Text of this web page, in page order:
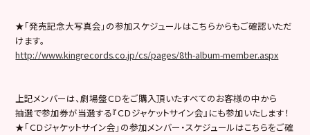
★「発売記念大写真会」の参加スケジュールはこちらからもご確認いただ
けます。
http://www.kingrecords.co.jp/cs/pages/8th-album-member.aspx
上記メンバーは、劇場盤ＣＤをご購入頂いたすべてのお客様の中から
抽選で参加券が当選する『ＣＤジャケットサイン会』にも参加いたします！
★「ＣＤジャケットサイン会」の参加メンバー・スケジュールはこちらをご確